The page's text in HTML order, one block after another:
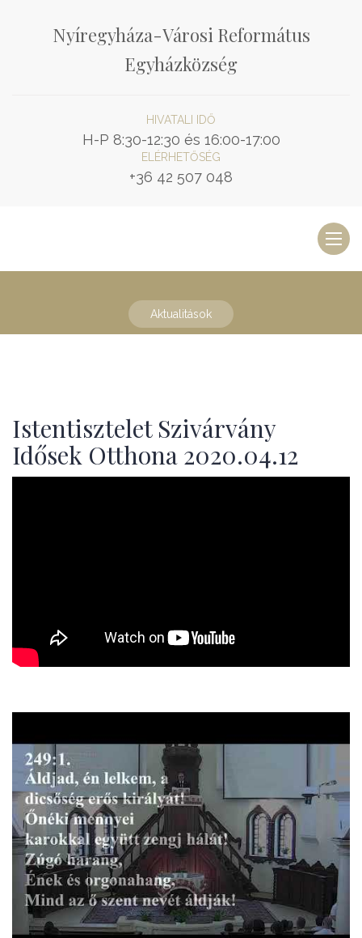
Nyíregyháza-Városi Református
Egyházközség
HIVATALI IDŐ
H-P 8:30-12:30 és 16:00-17:00
ELÉRHETŐSÉG
+36 42 507 048
Aktualitások
Istentisztelet Szivárvány
Idősek Otthona 2020.04.12